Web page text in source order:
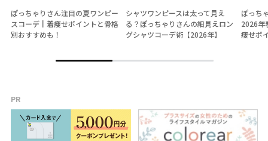
ぽっちゃりさん注目の夏ワンピー
スコーデ┃着痩せポイントと骨格
別おすすめも！
シャツワンピースは太って見え
る？ぽっちゃりさんの細見えロン
グシャツコーデ術【2026年】
ぽっち
2026年
痩せポ
PR